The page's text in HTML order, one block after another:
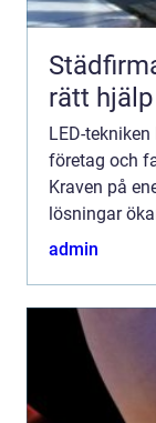
Städfirma
rätt
LED-
företag och
Kraven på
lösningar
trivsel och
admin